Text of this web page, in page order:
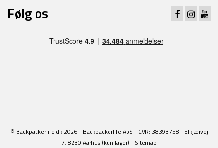
Følg os
© Backpackerlife.dk 2026 - Backpackerlife ApS - CVR: 38393758 - Elkjærvej
7, 8230 Aarhus (kun lager) - Sitemap